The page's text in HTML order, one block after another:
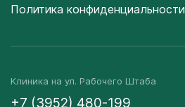
Политика конфиденциальности
Клиника на ул. Рабочего Штаба
+7 (3952) 480-199